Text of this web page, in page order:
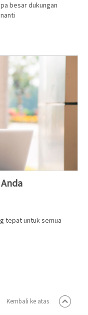
besar dukungan
tepat untuk semua
Kembali ke atas